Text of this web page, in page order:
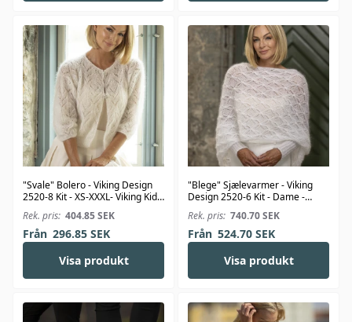
"Svale" Bolero - Viking Design
2520-8 Kit - XS-XXXL- Viking Kid-
Silk
Rek. pris: 404.85SEK
Från 296.85SEK
Visa produkt
"Blege" Sjælevarmer - Viking
Design 2520-6 Kit - Dame -
Viking Kid-Silk
Rek. pris: 740.70SEK
Från 524.70SEK
Visa produkt